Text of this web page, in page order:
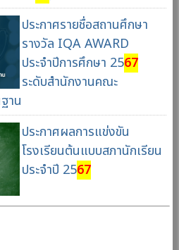
ประกาศรายชื่อสถานศึกษา
รางวัล IQA AWARD
ประจำปีการศึกษา 2567
ระดับสำนักงานคณะ
าน
ประกาศผลการแข่งขัน
โรงเรียนต้นแบบสภานักเรียน
ประจำปี 2567